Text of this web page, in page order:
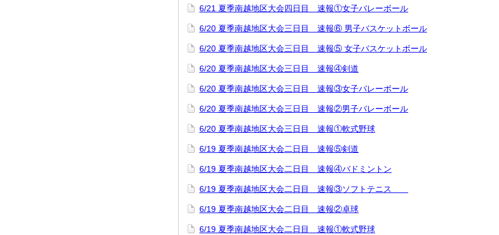
6/21 夏季南越地区大会四日目 速報①女子バレーボール
6/20 夏季南越地区大会三日目 速報⑥ 男子バスケットボール
6/20 夏季南越地区大会三日目 速報⑤ 女子バスケットボール
6/20 夏季南越地区大会三日目 速報④剣道
6/20 夏季南越地区大会三日目 速報③女子バレーボール
6/20 夏季南越地区大会三日目 速報②男子バレーボール
6/20 夏季南越地区大会三日目 速報①軟式野球
6/19 夏季南越地区大会二日目 速報⑤剣道
6/19 夏季南越地区大会二日目 速報④バドミントン
6/19 夏季南越地区大会二日目 速報③ソフトテニス
6/19 夏季南越地区大会二日目 速報②卓球
6/19 夏季南越地区大会二日目 速報①軟式野球